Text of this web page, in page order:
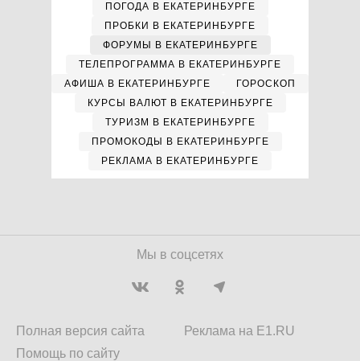
ПОГОДА В ЕКАТЕРИНБУРГЕ
ПРОБКИ В ЕКАТЕРИНБУРГЕ
ФОРУМЫ В ЕКАТЕРИНБУРГЕ
ТЕЛЕПРОГРАММА В ЕКАТЕРИНБУРГЕ
АФИША В ЕКАТЕРИНБУРГЕ
ГОРОСКОП
КУРСЫ ВАЛЮТ В ЕКАТЕРИНБУРГЕ
ТУРИЗМ В ЕКАТЕРИНБУРГЕ
ПРОМОКОДЫ В ЕКАТЕРИНБУРГЕ
РЕКЛАМА В ЕКАТЕРИНБУРГЕ
Мы в соцсетях
Полная версия сайта
Помощь по сайту
Реклама на E1.RU